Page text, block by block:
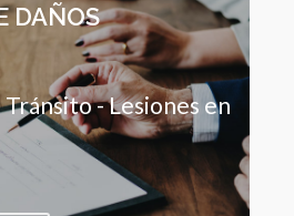
DAÑOS
- Lesiones en